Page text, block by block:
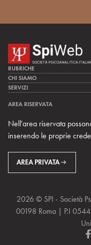
RUBRICHE
LA CURA
LA RICERCA
MULTIMEDIA
CHI SIAMO
LA SPI
TEAM DI SPIWEB
CONTATTI
RIVISTE
SERVIZI
ARCHIVIO STORICO
AREA RISERVATA
Nell'area riservata
inserendo le proprie
AREA PRIVATA
2026 © SPI - Società
00198 Roma | P.I
F